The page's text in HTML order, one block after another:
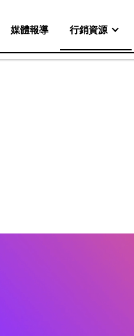
媒體報導 行銷資源